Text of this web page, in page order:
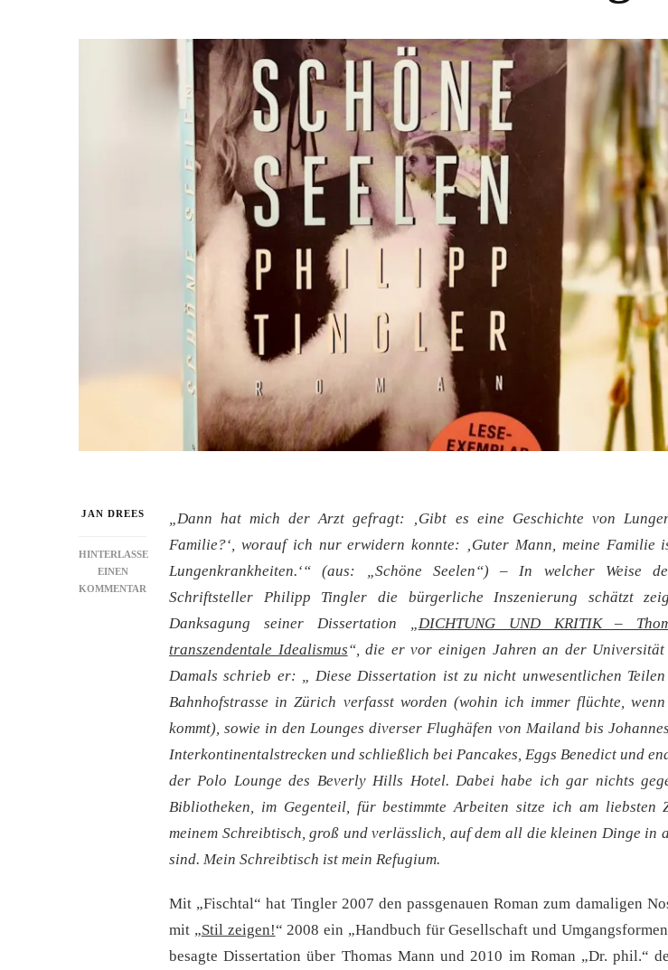
JAN DREES
HINTERLASSE
EINEN
KOMMENTAR
REZENSION:
ZIEHEN
ZAUBERBERG
„Dann hat mich der Arzt gefragt: ‚Gibt es eine Geschichte von
Familie?‘, worauf ich nur erwidern konnte: ‚Guter Mann, meine Familie
Lungenkrankheiten.‘“ (aus: „Schöne Seelen“) – In welcher Weise
Schriftsteller Philipp Tingler die bürgerliche Inszenierung schätzt
Danksagung seiner Dissertation „ DICHTUNG UND KRITIK –
transzendentale Idealismus“, die er vor einigen Jahren an der
Damals schrieb er: „ Diese Dissertation ist zu nicht unwesentlichen
Bahnhofstrasse in Zürich verfasst worden (wohin ich immer flüchte,
kommt), sowie in den Lounges diverser Flughäfen von Mailand bis
Interkontinentalstrecken und schließlich bei Pancakes, Eggs Benedict und
der Polo Lounge des Beverly Hills Hotel. Dabei habe ich gar nichts
Bibliotheken, im Gegenteil, für bestimmte Arbeiten sitze ich am liebsten
meinem Schreibtisch, groß und verlässlich, auf dem all die kleinen Dinge in
sind. Mein Schreibtisch ist mein Refugium.
Mit „Fischtal“ hat Tingler 2007 den passgenauen Roman zum damaligen
mit „Stil zeigen!“ 2008 ein „Handbuch für Gesellschaft und
besagte Dissertation über Thomas Mann und 2010 im Roman „Dr. phil.“